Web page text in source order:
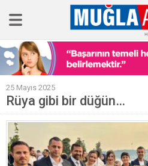
Ana Sayfa
Tüm Haberler
Köşe Yazıları
Magazin
25 Mayıs 2025
Rüya gibi bir düğün…